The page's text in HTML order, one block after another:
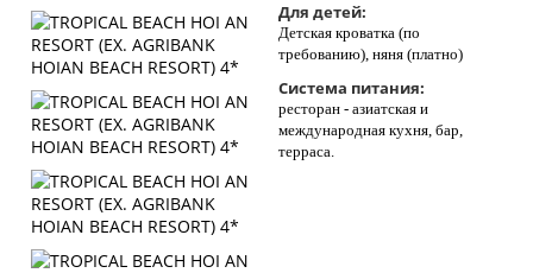
Для детей:
Детская кроватка (по
требованию), няня (платно)
Система питания:
ресторан - азиатская и
международная кухня, бар,
терраса.